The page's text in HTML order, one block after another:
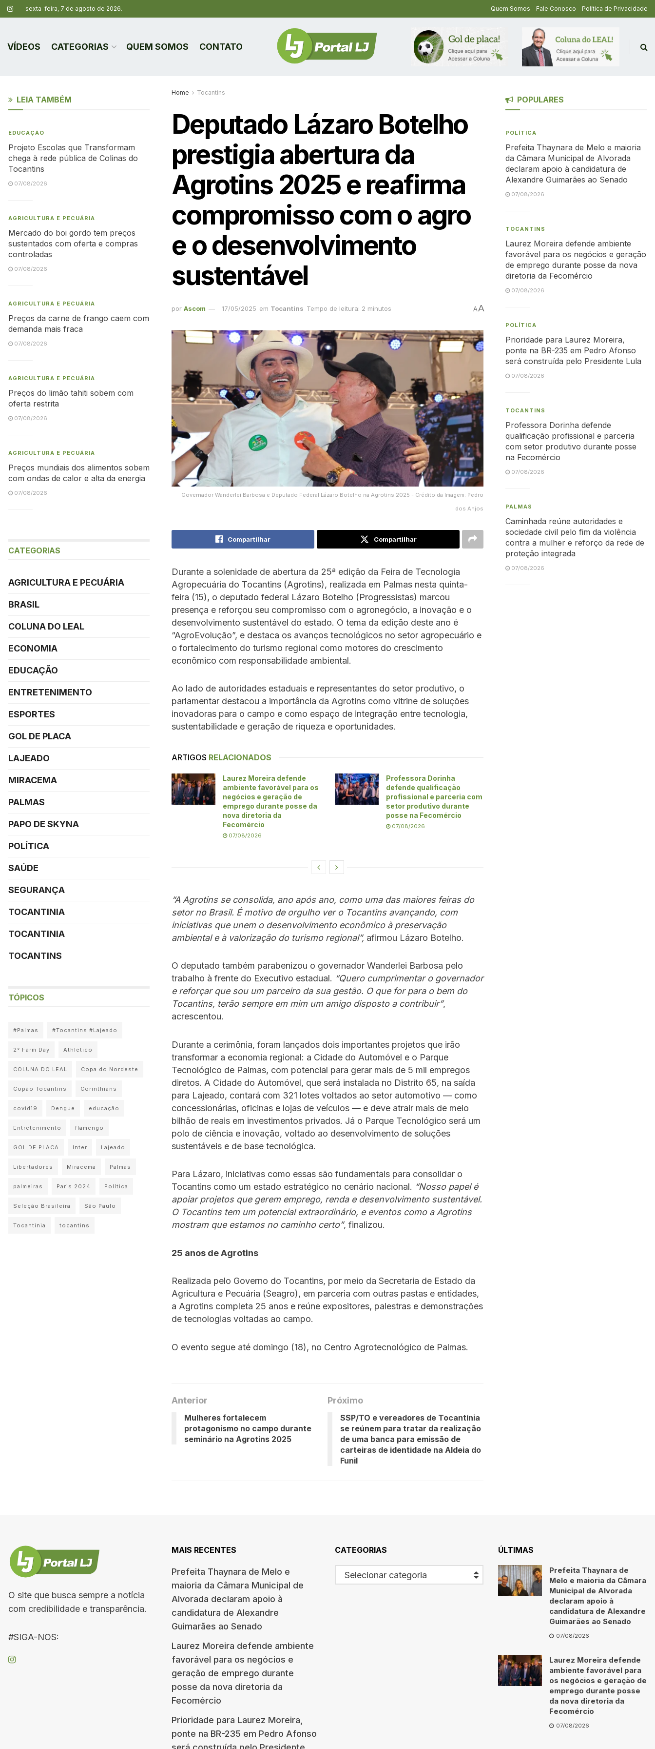
sexta-feira, 7 de agosto de 2026. Quem Somos Fale Conosco Política de Privacidade
VÍDEOS CATEGORIAS QUEM SOMOS CONTATO
Home Tocantins
Deputado Lázaro Botelho
prestigia abertura da
Agrotins 2025 e reafirma
compromisso com o agro
e o desenvolvimento
sustentável
por Ascom 17/05/2025 em Tocantins Tempo de leitura: 2 minutos AA
Governador Wanderlei Barbosa e Deputado Federal Lázaro Botelho na Agrotins 2025 - Crédito da Imagem: Pedro
dos Anjos
Compartilhar Compartilhar
Durante a solenidade de abertura da 25ª edição da Feira de Tecnologia
Agropecuária do Tocantins (Agrotins), realizada em Palmas nesta quinta-
feira (15), o deputado federal Lázaro Botelho (Progressistas) marcou
presença e reforçou seu compromisso com o agronegócio, a inovação e o
desenvolvimento sustentável do estado. O tema da edição deste ano é
“AgroEvolução”, e destaca os avanços tecnológicos no setor agropecuário e
o fortalecimento do turismo regional como motores do crescimento
econômico com responsabilidade ambiental.
Ao lado de autoridades estaduais e representantes do setor produtivo, o
parlamentar destacou a importância da Agrotins como vitrine de soluções
inovadoras para o campo e como espaço de integração entre tecnologia,
sustentabilidade e geração de riqueza e oportunidades.
ARTIGOS RELACIONADOS
Laurez Moreira defende
ambiente favorável para os
negócios e geração de
emprego durante posse da
nova diretoria da
Fecomércio
07/08/2026
Professora Dorinha
defende qualificação
profissional e parceria com
setor produtivo durante
posse na Fecomércio
07/08/2026
“A Agrotins se consolida, ano após ano, como uma das maiores feiras do
setor no Brasil. É motivo de orgulho ver o Tocantins avançando, com
iniciativas que unem o desenvolvimento econômico à preservação
ambiental e à valorização do turismo regional”, afirmou Lázaro Botelho.
O deputado também parabenizou o governador Wanderlei Barbosa pelo
trabalho à frente do Executivo estadual. “Quero cumprimentar o governador
e reforçar que sou um parceiro da sua gestão. O que for para o bem do
Tocantins, terão sempre em mim um amigo disposto a contribuir”,
acrescentou.
Durante a cerimônia, foram lançados dois importantes projetos que irão
transformar a economia regional: a Cidade do Automóvel e o Parque
Tecnológico de Palmas, com potencial para gerar mais de 5 mil empregos
diretos. A Cidade do Automóvel, que será instalada no Distrito 65, na saída
para Lajeado, contará com 321 lotes voltados ao setor automotivo — como
concessionárias, oficinas e lojas de veículos — e deve atrair mais de meio
bilhão de reais em investimentos privados. Já o Parque Tecnológico será um
polo de ciência e inovação, voltado ao desenvolvimento de soluções
sustentáveis e de base tecnológica.
Para Lázaro, iniciativas como essas são fundamentais para consolidar o
Tocantins como um estado estratégico no cenário nacional. “Nosso papel é
apoiar projetos que gerem emprego, renda e desenvolvimento sustentável.
O Tocantins tem um potencial extraordinário, e eventos como a Agrotins
mostram que estamos no caminho certo”, finalizou.
25 anos de Agrotins
Realizada pelo Governo do Tocantins, por meio da Secretaria de Estado da
Agricultura e Pecuária (Seagro), em parceria com outras pastas e entidades,
a Agrotins completa 25 anos e reúne expositores, palestras e demonstrações
de tecnologias voltadas ao campo.
O evento segue até domingo (18), no Centro Agrotecnológico de Palmas.
Anterior
Mulheres fortalecem
protagonismo no campo durante
seminário na Agrotins 2025
Próximo
SSP/TO e vereadores de Tocantínia
se reúnem para tratar da realização
de uma banca para emissão de
carteiras de identidade na Aldeia do
Funil
LEIA TAMBÉM
EDUCAÇÃO
Projeto Escolas que Transformam
chega à rede pública de Colinas do
Tocantins
07/08/2026
AGRICULTURA E PECUÁRIA
Mercado do boi gordo tem preços
sustentados com oferta e compras
controladas
07/08/2026
AGRICULTURA E PECUÁRIA
Preços da carne de frango caem com
demanda mais fraca
07/08/2026
AGRICULTURA E PECUÁRIA
Preços do limão tahiti sobem com
oferta restrita
07/08/2026
AGRICULTURA E PECUÁRIA
Preços mundiais dos alimentos sobem
com ondas de calor e alta da energia
07/08/2026
CATEGORIAS
AGRICULTURA E PECUÁRIA
BRASIL
COLUNA DO LEAL
ECONOMIA
EDUCAÇÃO
ENTRETENIMENTO
ESPORTES
GOL DE PLACA
LAJEADO
MIRACEMA
PALMAS
PAPO DE SKYNA
POLÍTICA
SAÚDE
SEGURANÇA
TOCANTINIA
TOCANTINIA
TOCANTINS
TÓPICOS
#Palmas #Tocantins #Lajeado
2° Farm Day Athletico
COLUNA DO LEAL Copa do Nordeste
Copão Tocantins Corinthians
covid19 Dengue educação
Entretenimento flamengo
GOL DE PLACA Inter Lajeado
Libertadores Miracema Palmas
palmeiras Paris 2024 Política
Seleção Brasileira São Paulo
Tocantinia tocantins
POPULARES
POLÍTICA
Prefeita Thaynara de Melo e maioria
da Câmara Municipal de Alvorada
declaram apoio à candidatura de
Alexandre Guimarães ao Senado
07/08/2026
TOCANTINS
Laurez Moreira defende ambiente
favorável para os negócios e geração
de emprego durante posse da nova
diretoria da Fecomércio
07/08/2026
POLÍTICA
Prioridade para Laurez Moreira,
ponte na BR-235 em Pedro Afonso
será construída pelo Presidente Lula
07/08/2026
TOCANTINS
Professora Dorinha defende
qualificação profissional e parceria
com setor produtivo durante posse
na Fecomércio
07/08/2026
PALMAS
Caminhada reúne autoridades e
sociedade civil pelo fim da violência
contra a mulher e reforço da rede de
proteção integrada
07/08/2026
O site que busca sempre a notícia
com credibilidade e transparência.
#SIGA-NOS:
MAIS RECENTES
Prefeita Thaynara de Melo e
maioria da Câmara Municipal de
Alvorada declaram apoio à
candidatura de Alexandre
Guimarães ao Senado
Laurez Moreira defende ambiente
favorável para os negócios e
geração de emprego durante
posse da nova diretoria da
Fecomércio
Prioridade para Laurez Moreira,
ponte na BR-235 em Pedro Afonso
CATEGORIAS
Selecionar categoria
ÚLTIMAS
Prefeita Thaynara de
Melo e maioria da Câmara
Municipal de Alvorada
declaram apoio à
candidatura de Alexandre
Guimarães ao Senado
07/08/2026
Laurez Moreira defende
ambiente favorável para
os negócios e geração de
emprego durante posse
da nova diretoria da
Fecomércio
07/08/2026